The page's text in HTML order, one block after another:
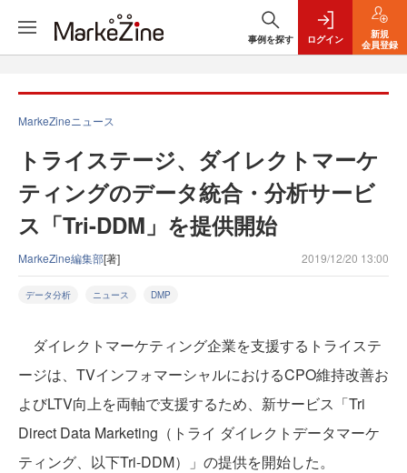
事例を探す ログイン
新規
会員登録
MarkeZineニュース
トライステージ、ダイレクトマーケ
ティングのデータ統合・分析サービ
ス「Tri-DDM」を提供開始
MarkeZine編集部[著] 2019/12/20 13:00
データ分析 ニュース DMP
ダイレクトマーケティング企業を支援するトライステ
ージは、TVインフォマーシャルにおけるCPO維持改善お
よびLTV向上を両軸で支援するため、新サービス「Tri
Direct Data Marketing（トライ ダイレクトデータマーケ
ティング、以下Tri-DDM）」の提供を開始した。